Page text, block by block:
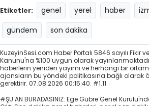
Etiketler: genel yerel haber
gündem
son dakika
KuzeyinSesi.com Haber Portalı 5846 sayılı Fikir
Kanunu'na %100 uygun olarak
haberlerin yeniden yayımı ve herhangi bir
ajansların bu yöndeki politikasına bağlı olarak
gerektirir. 07.08.2026 00:15:40. #1.11
#ŞU AN BURADASINIZ: Ege Gübre Genel